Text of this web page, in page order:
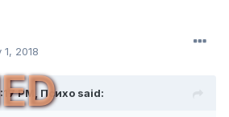
2018
PM, Психо said: